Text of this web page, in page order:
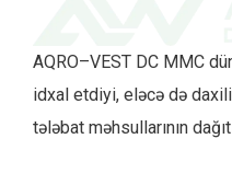
AQRO–VEST DC MMC
idxal etdiyi, eləcə də
tələbat məhsullarının